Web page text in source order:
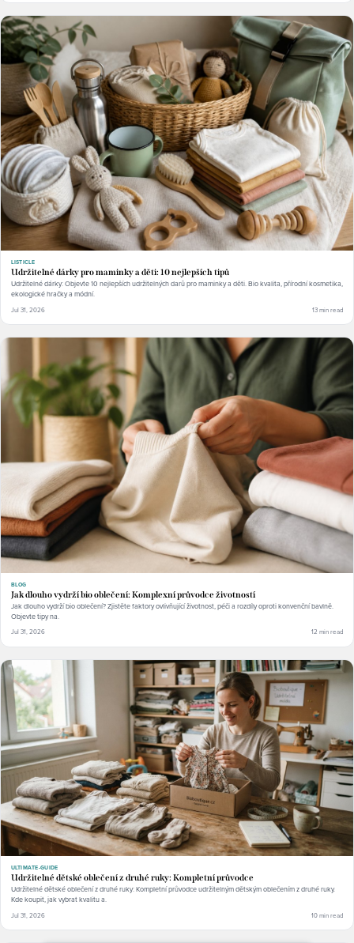
LISTICLE
Udržitelné dárky pro maminky a děti: 10 nejlepších tipů
Udržitelné dárky: Objevte 10 nejlepších udržitelných darů pro maminky a děti. Bio kvalita, přírodní kosmetika,
ekologické hračky a módní.
Jul 31, 2026 13 min read
BLOG
Jak dlouho vydrží bio oblečení: Komplexní průvodce životností
Jak dlouho vydrží bio oblečení? Zjistěte faktory ovlivňující životnost, péči a rozdíly oproti konvenční bavlně.
Objevte tipy na.
Jul 31, 2026 12 min read
ULTIMATE-GUIDE
Udržitelné dětské oblečení z druhé ruky: Kompletní průvodce
Udržitelné dětské oblečení z druhé ruky: Kompletní průvodce udržitelným dětským oblečením z druhé ruky.
Kde koupit, jak vybrat kvalitu a.
Jul 31, 2026 10 min read